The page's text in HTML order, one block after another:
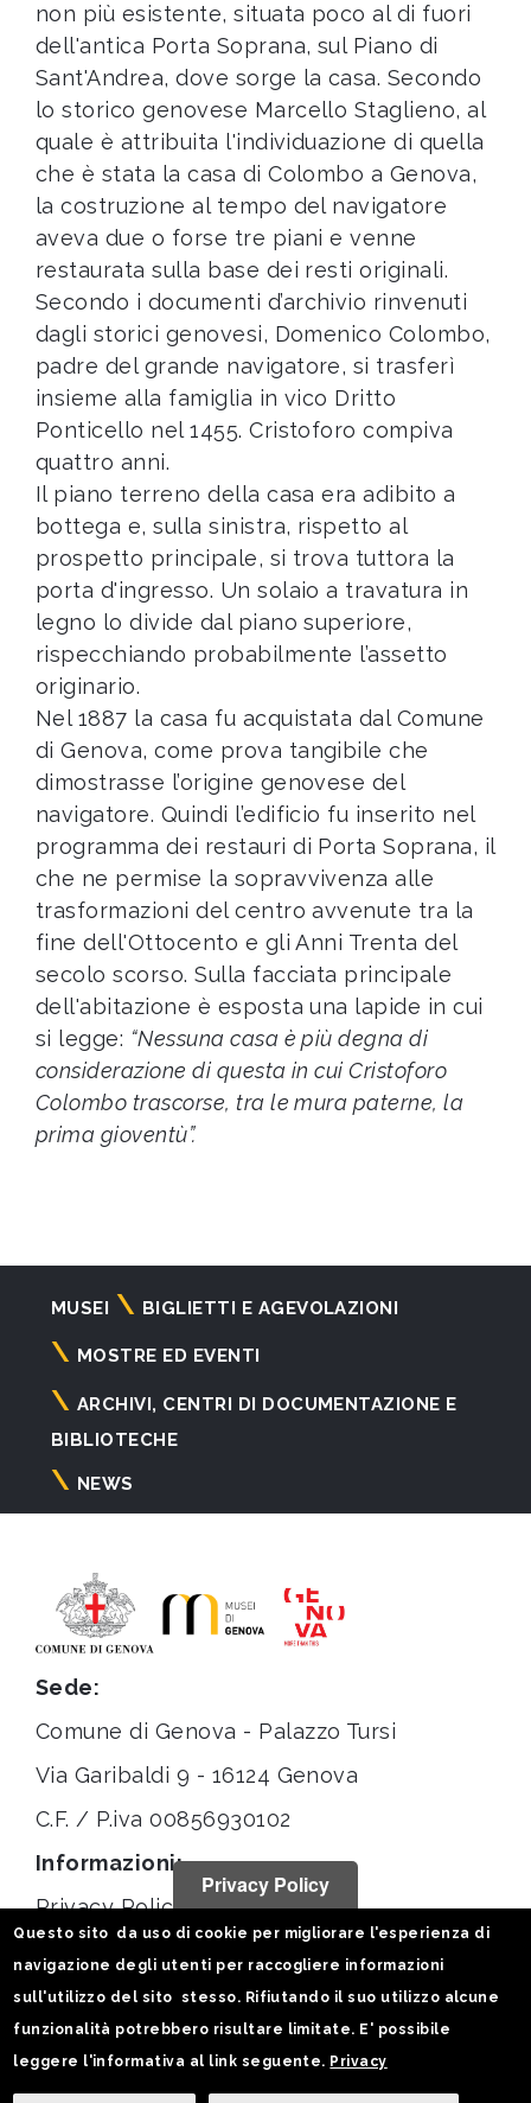
non più esistente, situata poco al di fuori
dell'antica Porta Soprana, sul Piano di
Sant'Andrea, dove sorge la casa. Secondo
lo storico genovese Marcello Staglieno, al
quale è attribuita l'individuazione di quella
che è stata la casa di Colombo a Genova,
la costruzione al tempo del navigatore
aveva due o forse tre piani e venne
restaurata sulla base dei resti originali.
Secondo i documenti d’archivio rinvenuti
dagli storici genovesi, Domenico Colombo,
padre del grande navigatore, si trasferì
insieme alla famiglia in vico Dritto
Ponticello nel 1455. Cristoforo compiva
quattro anni.
Il piano terreno della casa era adibito a
bottega e, sulla sinistra, rispetto al
prospetto principale, si trova tuttora la
porta d'ingresso. Un solaio a travatura in
legno lo divide dal piano superiore,
rispecchiando probabilmente l’assetto
originario.
Nel 1887 la casa fu acquistata dal Comune
di Genova, come prova tangibile che
dimostrasse l’origine genovese del
navigatore. Quindi l’edificio fu inserito nel
programma dei restauri di Porta Soprana, il
che ne permise la sopravvivenza alle
trasformazioni del centro avvenute tra la
fine dell'Ottocento e gli Anni Trenta del
secolo scorso. Sulla facciata principale
dell'abitazione è esposta una lapide in cui
si legge: “Nessuna casa è più degna di
considerazione di questa in cui Cristoforo
Colombo trascorse, tra le mura paterne, la
prima gioventù”.
Navigazione
principale
MUSEI BIGLIETTI E AGEVOLAZIONI
MOSTRE ED EVENTI
ARCHIVI, CENTRI DI DOCUMENTAZIONE E
BIBLIOTECHE
NEWS
Sede:
Comune di Genova - Palazzo Tursi
Via Garibaldi 9 - 16124 Genova
C.F. / P.iva 00856930102
Informazioni:
Privacy Policy
Statistiche
Seguici su:
Privacy Policy
Questo sito da uso di cookie per migliorare l'esperienza di
navigazione degli utenti per raccogliere informazioni
sull'utilizzo del sito stesso. Rifiutando il suo utilizzo alcune
funzionalità potrebbero risultare limitate. E' possibile
leggere l'informativa al link seguente. Privacy